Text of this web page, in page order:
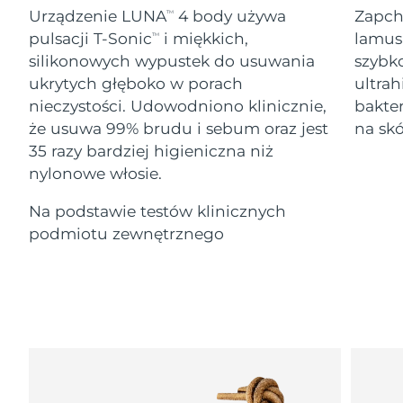
Urządzenie LUNATM
4 body używa
pulsacji T-SonicTM
i miękkich,
silikonowych wypustek do usuwania
ukrytych głęboko w porach
nieczystości. Udowodniono klinicznie,
że usuwa 99% brudu i sebum oraz jest
35 razy bardziej higieniczna niż
nylonowe włosie.
Na podstawie testów klinicznych
podmiotu zewnętrznego
na
All revitalizing eye massagers
Advanced pore care essentials
Serum
issa™ Teeth Whitening Gel
18% PAP
Kosmetyki Mężczyźni
Kupuj
FOREO APP
Gibraltar
8/12/26
Grecja
Oczekiwany czas dostawy
8/8/26
SRA Hongkong
(Chiny)
Oczekiwany czas dostawy
8/9/26
Węgry
Islandia
Oczekiwany czas dostawy
Oczekiwany czas dostawy